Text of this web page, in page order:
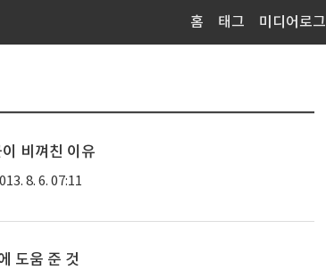
홈 태그 미디어로그
비껴친 이유
8. 6. 07:11
도움 준 것